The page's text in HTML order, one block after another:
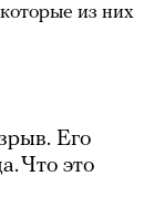
из них
Его
Что это